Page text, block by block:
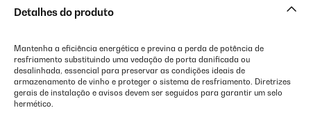
Detalhes do produto
Mantenha a eficiência energética e previna a perda de potência de
resfriamento substituindo uma vedação de porta danificada ou
desalinhada, essencial para preservar as condições ideais de
armazenamento de vinho e proteger o sistema de resfriamento. Diretrizes
gerais de instalação e avisos devem ser seguidos para garantir um selo
hermético.